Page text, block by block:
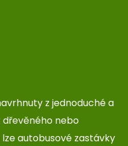
z jednoduché a
dřevěného nebo
autobusové zastávky